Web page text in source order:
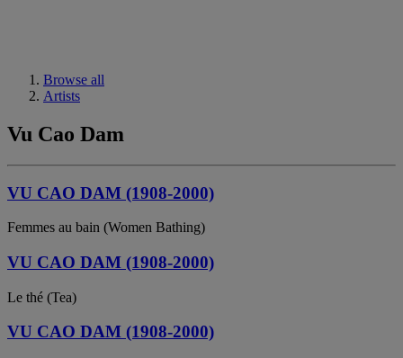
Browse all
Artists
Vu Cao Dam
VU CAO DAM (1908-2000)
Femmes au bain (Women Bathing)
VU CAO DAM (1908-2000)
Le thé (Tea)
VU CAO DAM (1908-2000)